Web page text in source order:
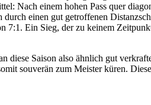
Nach einem hohen Pass quer
einen gut getroffenen
7:1. Ein Sieg, der zu keinem
diese Saison also ähnlich gut
souverän zum Meister küren. Diese